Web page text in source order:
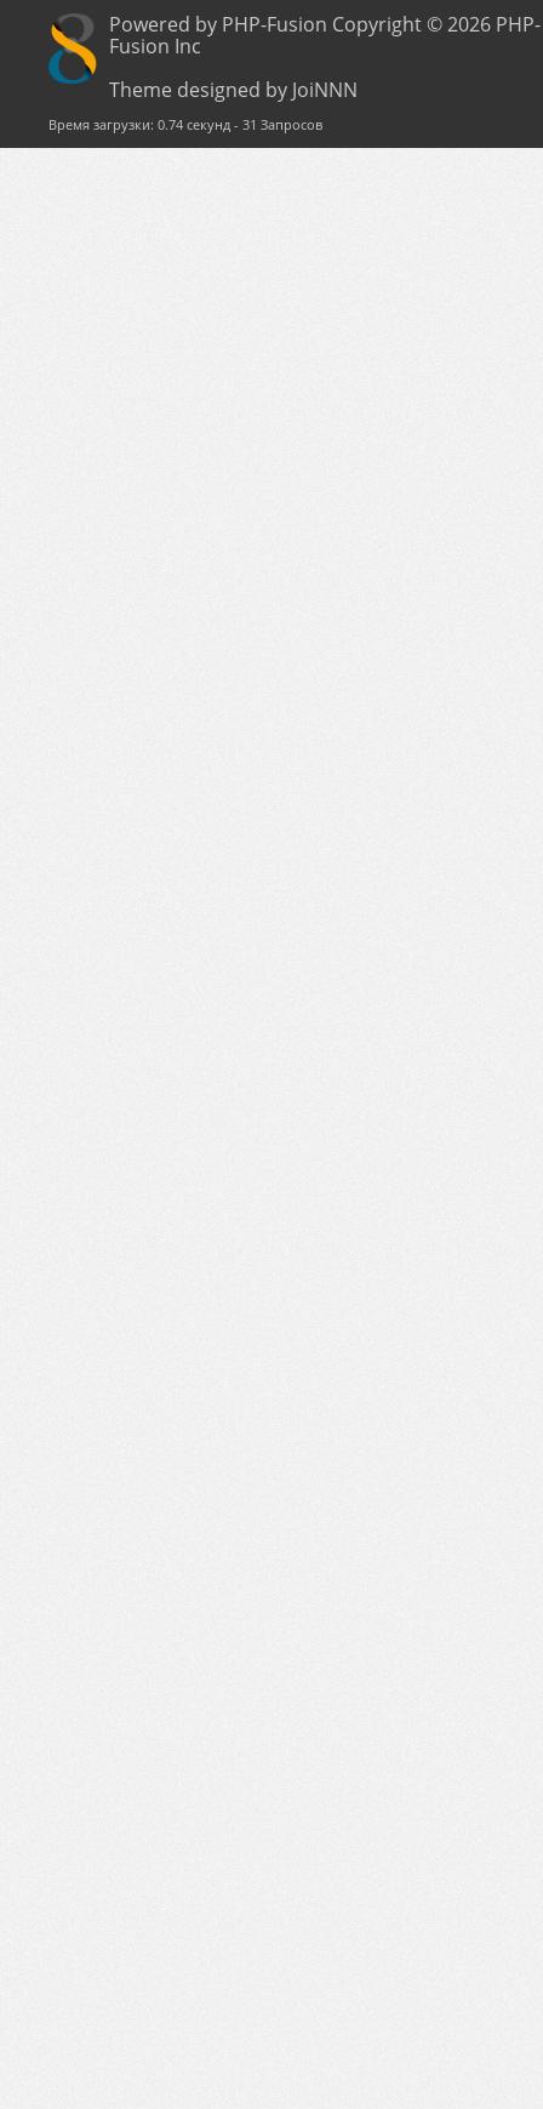
Powered by PHP-Fusion Copyright © 2026 PHP-
Fusion Inc
Theme designed by JoiNNN
Время загрузки: 0.74 секунд - 31 Запросов